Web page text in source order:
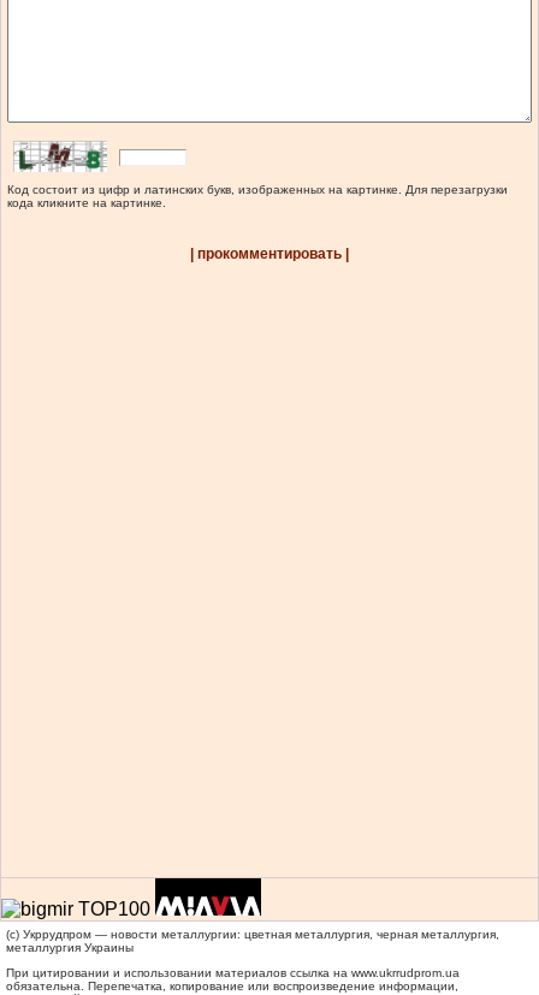
Код состоит из цифр и латинских букв, изображенных на картинке. Для перезагрузки
кода кликните на картинке.
| прокомментировать |
(c) Укррудпром — новости металлургии: цветная металлургия, черная металлургия,
металлургия Украины
При цитировании и использовании материалов ссылка на www.ukrrudprom.ua
обязательна. Перепечатка, копирование или воспроизведение информации,